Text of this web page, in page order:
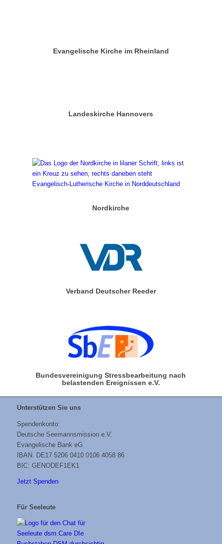
Evangelische Kirche im Rheinland
Landeskirche Hannovers
Nordkirche
Verband Deutscher Reeder
Bundesvereinigung Stressbearbeitung nach
belastenden Ereignissen e.V.
Unterstützen Sie uns
Spendenkonto:
Deutsche Seemannsmission e.V.
Evangelische Bank eG
IBAN: DE17 5206 0410 0106 4058 86
BIC: GENODEF1EK1
Jetzt Spenden
Für Seeleute